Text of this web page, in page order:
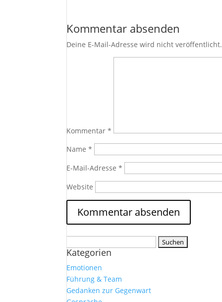
Kommentar absenden
Deine E-Mail-Adresse wird nicht veröffentlicht.
Kommentar*
Name*
E-Mail-Adresse*
Website
nach:
Kategorien
Emotionen
Führung & Team
Gedanken zur Gegenwart